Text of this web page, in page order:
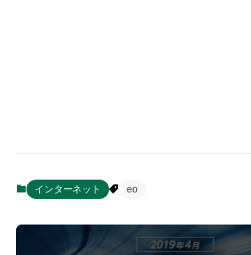
インターネット eo